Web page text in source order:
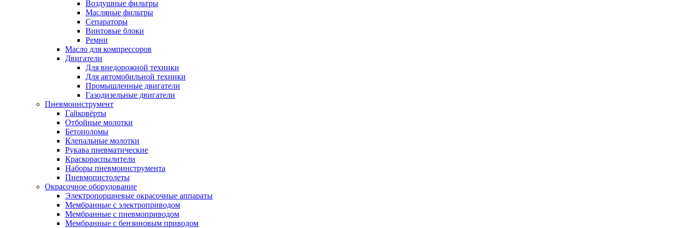
Воздушные фильтры
Масляные фильтры
Сепараторы
Винтовые блоки
Ремни
Масло для компрессоров
Двигатели
Для внедорожной техники
Для автомобильной техники
Промышленные двигатели
Газодизельные двигатели
Пневмоинструмент
Гайковёрты
Отбойные молотки
Бетоноломы
Клепальные молотки
Рукава пневматические
Краскораспылители
Наборы пневмоинструмента
Пневмопистолеты
Окрасочное оборудование
Электропоршневые окрасочные аппараты
Мембранные с электроприводом
Мембранные с пневмоприводом
Мембранные с бензиновым приводом